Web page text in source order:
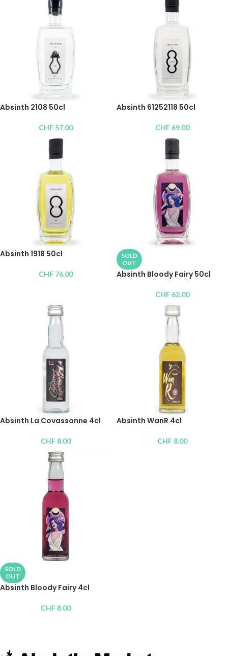
Absinth 2108 50cl
CHF 57.00
Absinth 61252118 50cl
CHF 69.00
Absinth 1918 50cl
CHF 76.00
SOLD
OUT
Absinth Bloody Fairy 50cl
CHF 62.00
Absinth La Covassonne 4cl
CHF 8.00
Absinth WanR 4cl
CHF 8.00
SOLD
OUT
Absinth Bloody Fairy 4cl
CHF 8.00